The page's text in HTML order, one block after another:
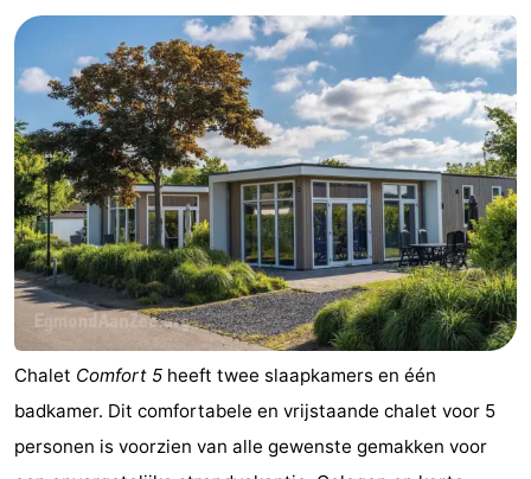
Duin
Katwijk
-
Scheveningen
-
Den
Haag
-
Rotterdam
-
Rockanje
Weer
Contact
Chalet Comfort 5 heeft twee slaapkamers en één
badkamer. Dit comfortabele en vrijstaande chalet voor 5
personen is voorzien van alle gewenste gemakken voor